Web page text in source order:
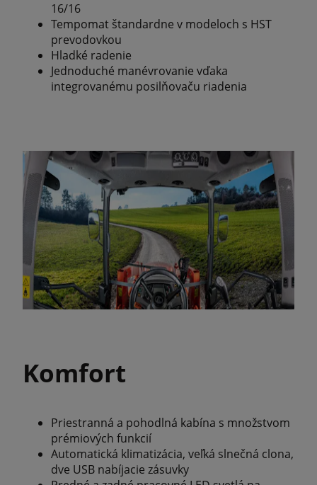
16/16
Tempomat štandardne v modeloch s HST
prevodovkou
Hladké radenie
Jednoduché manévrovanie vďaka
integrovanému posilňovaču riadenia
Komfort
Priestranná a pohodlná kabína s množstvom
prémiových funkcií
Automatická klimatizácia, veľká slnečná clona,
dve USB nabíjacie zásuvky